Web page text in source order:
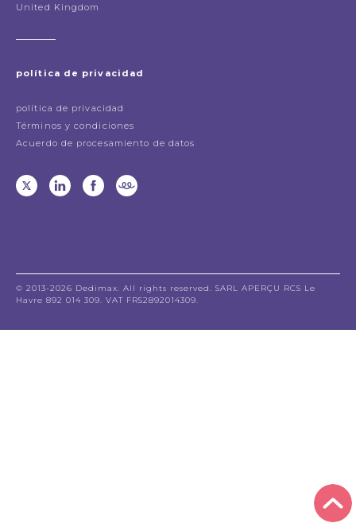
United Kingdom
política de privacidad
política de privacidad
Términos y condiciones
Acuerdo de procesamiento de datos
© 2013-2026 Dedimax. All rights reserved. SARL APERÇU RCS Le
Havre 892 014 309. VAT FR52892014309.